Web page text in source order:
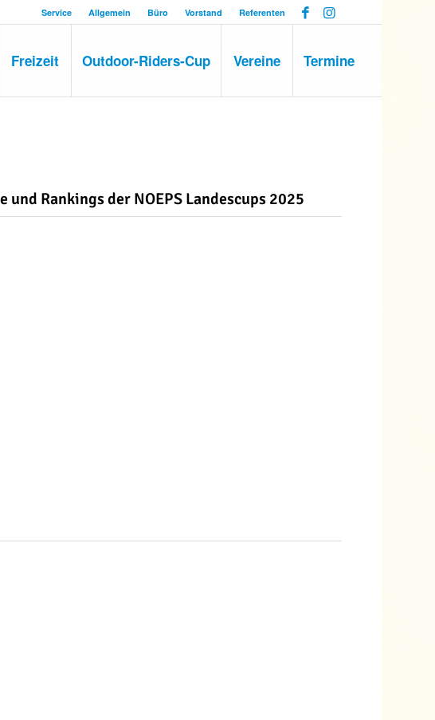
Service Allgemein Büro Vorstand Referenten
Freizeit Outdoor-Riders-Cup Vereine Termine
Rankings der NOEPS Landescups 2025